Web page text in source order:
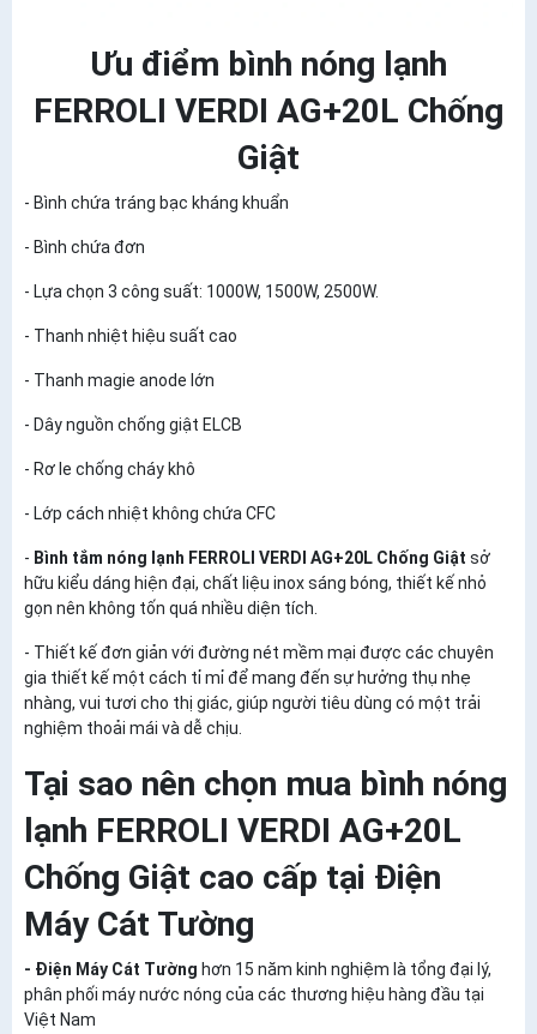
Ưu điểm bình nóng lạnh
FERROLI VERDI AG+20L Chống
Giật
- Bình chứa tráng bạc kháng khuẩn
- Bình chứa đơn
- Lựa chọn 3 công suất: 1000W, 1500W, 2500W.
- Thanh nhiệt hiệu suất cao
- Thanh magie anode lớn
- Dây nguồn chống giật ELCB
- Rơ le chống cháy khô
- Lớp cách nhiệt không chứa CFC
- Bình tắm nóng lạnh FERROLI VERDI AG+20L Chống Giật sở
hữu kiểu dáng hiện đại, chất liệu inox sáng bóng, thiết kế nhỏ
gọn nên không tốn quá nhiều diện tích.
- Thiết kế đơn giản với đường nét mềm mại được các chuyên
gia thiết kế một cách tỉ mỉ để mang đến sự hưởng thụ nhẹ
nhàng, vui tươi cho thị giác, giúp người tiêu dùng có một trải
nghiệm thoải mái và dễ chịu.
Tại sao nên chọn mua bình nóng
lạnh FERROLI VERDI AG+20L
Chống Giật cao cấp tại Điện
Máy Cát Tường
- Điện Máy Cát Tường hơn 15 năm kinh nghiệm là tổng đại lý,
phân phối máy nước nóng của các thương hiệu hàng đầu tại
Việt Nam